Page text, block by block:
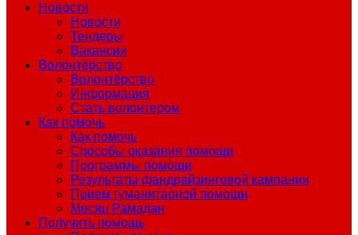
Новости
Новости
Тендеры
Вакансии
Волонтёрство
Волонтёрство
Информация
Стать волонтером
Как помочь
Как помочь
Способы оказания помощи
Программы помощи
Результаты фандрайзинговой кампании
Прием гуманитарной помощи
Месяц Рамадан
Получить помощь